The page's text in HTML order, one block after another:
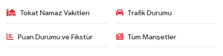
Tokat Namaz Vakitleri Trafik Durumu
Puan Durumu ve Fikstür Tüm Manşetler